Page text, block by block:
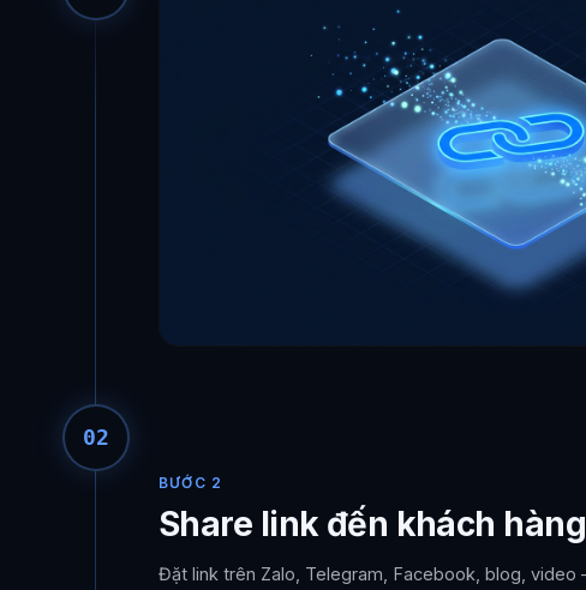
02
BƯỚC 2
Share link đến khách
Đặt link trên Zalo, Telegram, Facebook, blog,